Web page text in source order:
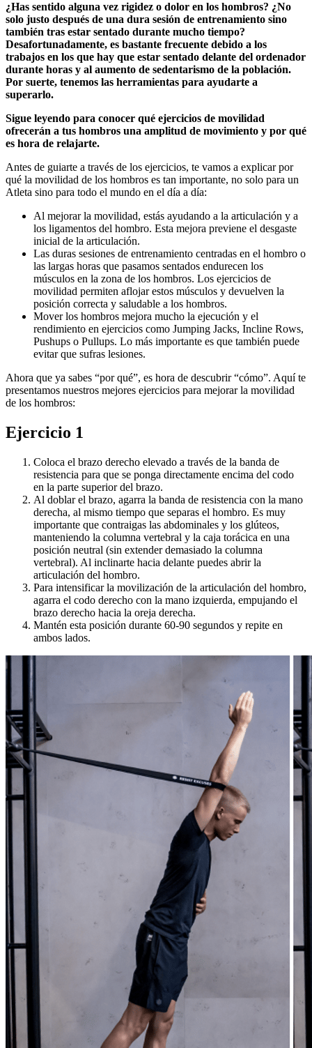
¿Has sentido alguna vez rigidez o dolor en los hombros? ¿No
solo justo después de una dura sesión de entrenamiento sino
también tras estar sentado durante mucho tiempo?
Desafortunadamente, es bastante frecuente debido a los
trabajos en los que hay que estar sentado delante del ordenador
durante horas y al aumento de sedentarismo de la población.
Por suerte, tenemos las herramientas para ayudarte a
superarlo.
Sigue leyendo para conocer qué ejercicios de movilidad
ofrecerán a tus hombros una amplitud de movimiento y por qué
es hora de relajarte.
Antes de guiarte a través de los ejercicios, te vamos a explicar por
qué la movilidad de los hombros es tan importante, no solo para un
Atleta sino para todo el mundo en el día a día:
Al mejorar la movilidad, estás ayudando a la articulación y a
los ligamentos del hombro. Esta mejora previene el desgaste
inicial de la articulación.
Las duras sesiones de entrenamiento centradas en el hombro o
las largas horas que pasamos sentados endurecen los
músculos en la zona de los hombros. Los ejercicios de
movilidad permiten aflojar estos músculos y devuelven la
posición correcta y saludable a los hombros.
Mover los hombros mejora mucho la ejecución y el
rendimiento en ejercicios como Jumping Jacks, Incline Rows,
Pushups o Pullups. Lo más importante es que también puede
evitar que sufras lesiones.
Ahora que ya sabes “por qué”, es hora de descubrir “cómo”. Aquí te
presentamos nuestros mejores ejercicios para mejorar la movilidad
de los hombros:
Ejercicio 1
Coloca el brazo derecho elevado a través de la banda de
resistencia para que se ponga directamente encima del codo
en la parte superior del brazo.
Al doblar el brazo, agarra la banda de resistencia con la mano
derecha, al mismo tiempo que separas el hombro. Es muy
importante que contraigas las abdominales y los glúteos,
manteniendo la columna vertebral y la caja torácica en una
posición neutral (sin extender demasiado la columna
vertebral). Al inclinarte hacia delante puedes abrir la
articulación del hombro.
Para intensificar la movilización de la articulación del hombro,
agarra el codo derecho con la mano izquierda, empujando el
brazo derecho hacia la oreja derecha.
Mantén esta posición durante 60-90 segundos y repite en
ambos lados.